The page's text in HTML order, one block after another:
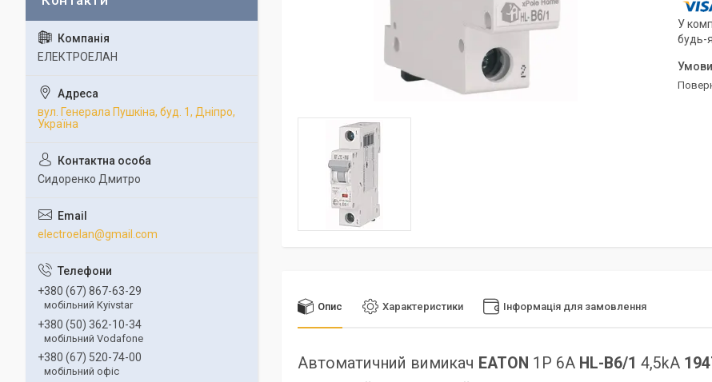
У
будь-
Опис Характеристики Інформація для замовлення
Автоматичний вимикач EATON 1P 6A HL-B6/1 4,5kA
ЕЛЕКТРОЕЛАН
вул. Генерала Пушкіна, буд. 1, Дніпро,
Україна
Сидоренко Дмитро
electroelan@gmail.com
+380 (67) 867-63-29
мобільний Kyivstar
+380 (50) 362-10-34
мобільний Vodafone
+380 (67) 520-74-00
мобільний офіс